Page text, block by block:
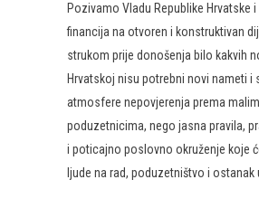
Pozivamo Vladu Republike Hrvatske
financija na otvoren i konstruktivan
strukom prije donošenja bilo kakvih
Hrvatskoj nisu potrebni novi nameti i
atmosfere nepovjerenja prema malim
poduzetnicima, nego jasna pravila,
i poticajno poslovno okruženje koje
ljude na rad, poduzetništvo i ostanak